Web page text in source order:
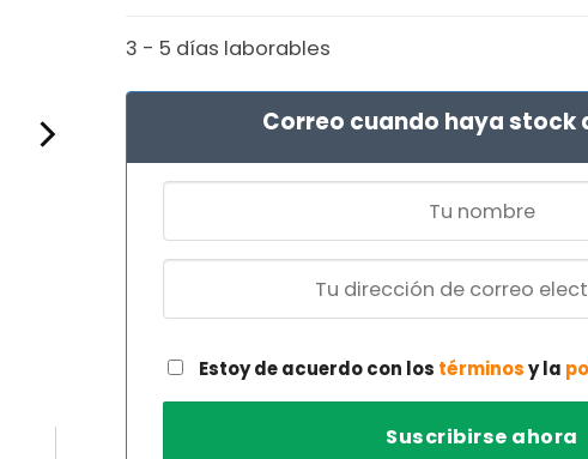
3 - 5 días laborables
Correo cuando haya stock
Estoy de acuerdo con los términosy la